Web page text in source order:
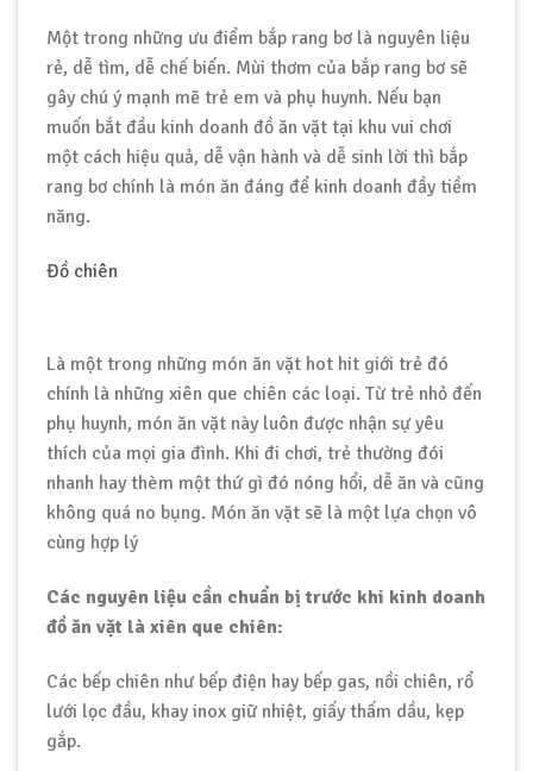
Một trong những ưu điểm bắp rang bơ là nguyên liệu
rẻ, dễ tìm, dễ chế biến. Mùi thơm của bắp rang bơ sẽ
gây chú ý mạnh mẽ trẻ em và phụ huynh. Nếu bạn
muốn bắt đầu kinh doanh đồ ăn vặt tại khu vui chơi
một cách hiệu quả, dễ vận hành và dễ sinh lời thì bắp
rang bơ chính là món ăn đáng để kinh doanh đầy tiềm
năng.
Đồ chiên
Là một trong những món ăn vặt hot hit giới trẻ đó
chính là những xiên que chiên các loại. Từ trẻ nhỏ đến
phụ huynh, món ăn vặt này luôn được nhận sự yêu
thích của mọi gia đình. Khi đi chơi, trẻ thường đói
nhanh hay thèm một thứ gì đó nóng hổi, dễ ăn và cũng
không quá no bụng. Món ăn vặt sẽ là một lựa chọn vô
cùng hợp lý
Các nguyên liệu cần chuẩn bị trước khi kinh doanh
đồ ăn vặt là xiên que chiên:
Các bếp chiên như bếp điện hay bếp gas, nồi chiên, rổ
lưới lọc đầu, khay inox giữ nhiệt, giấy thấm dầu, kẹp
gắp.